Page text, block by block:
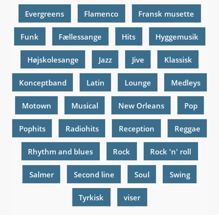
Evergreens Flamenco Fransk musette
Funk Fællessange Hits Hyggemusik
Højskolesange Jazz Jive Klassisk
Konceptband Latin Lounge Medleys
Motown Musical New Orleans Pop
Pophits Radiohits Reception Reggae
Rhythm and blues Rock Rock 'n' roll
Salmer Second line Soul Swing
Tyrkisk viser